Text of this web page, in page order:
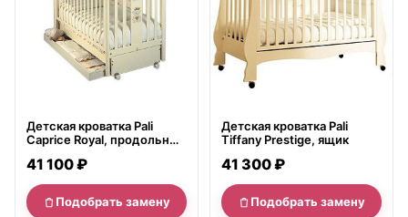
Детская кроватка Pali
Caprice Royal, продольный
41 100 ₽
Подобрать замену
Детская кроватка Pali
Tiffany Prestige, ящик
41 300 ₽
Подобрать замену